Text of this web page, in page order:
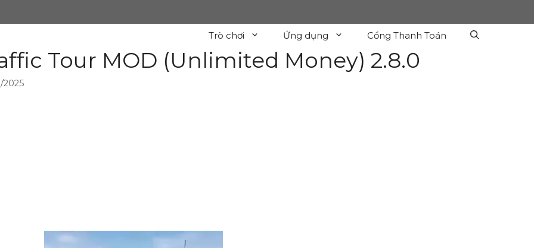
Trò chơi Ứng dụng Cổng Thanh Toán
Tour MOD (Unlimited Money) 2.8.0
2025